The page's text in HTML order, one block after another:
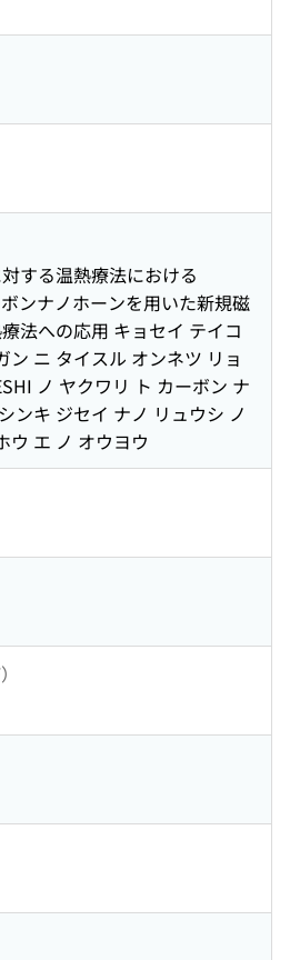
する温熱療法における
ンナノホーンを用いた新規磁
法への応用 キョセイ テイコ
ン ニ タイスル オンネツ リョ
ノ ヤクワリ ト カーボン ナ
ンキ ジセイ ナノ リュウシ ノ
ウ エ ノ オウヨウ